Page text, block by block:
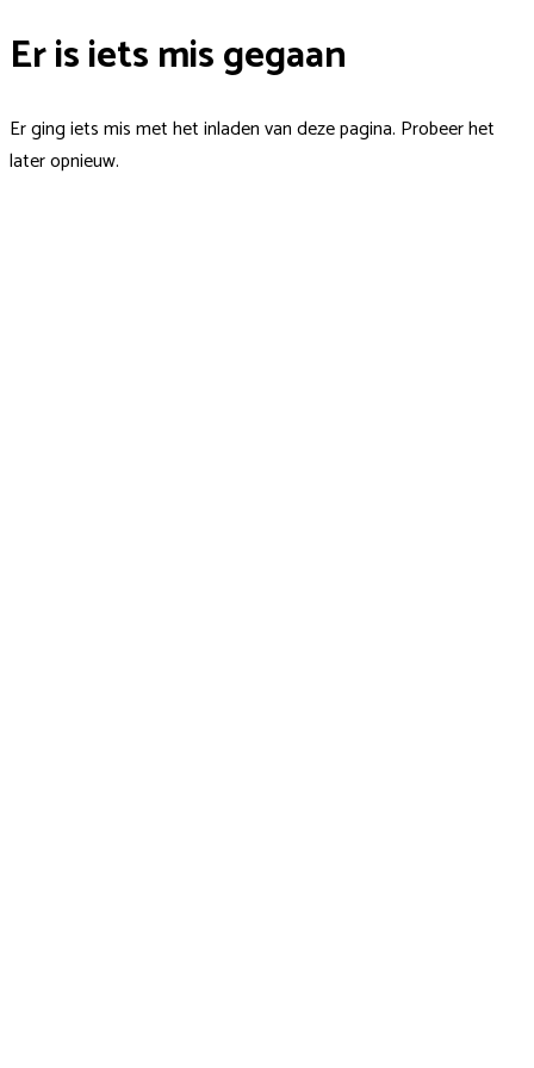
Er is iets mis gegaan
Er ging iets mis met het inladen van deze pagina. Probeer het
later opnieuw.